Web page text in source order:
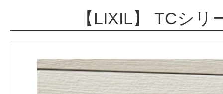
【LIXIL】 TCシリ